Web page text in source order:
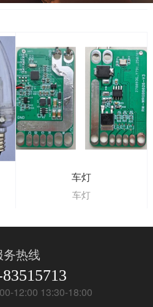
车灯
车灯
务热线
12:00 13:30-18:00